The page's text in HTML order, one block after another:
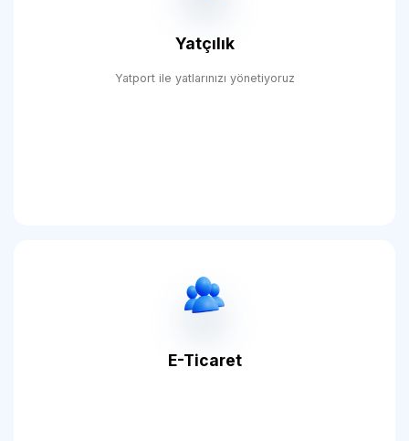
Yatçılık
Yatport ile yatlarınızı yönetiyoruz
E-Ticaret